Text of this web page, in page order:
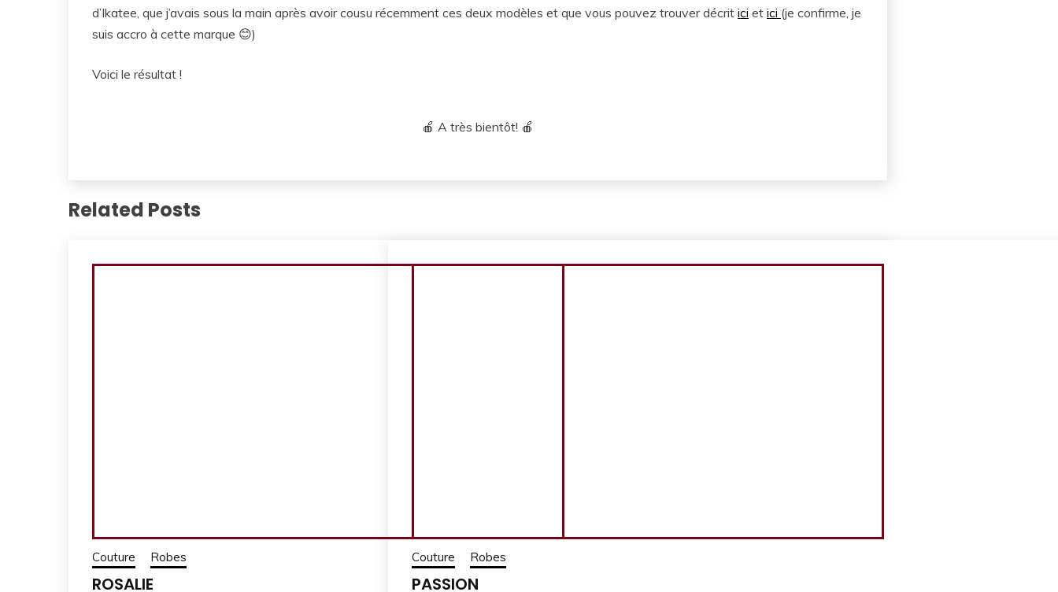
d’Ikatee, que j’avais sous la main après avoir cousu récemment ces deux modèles et que vous pouvez trouver décrit ici et ici (je confirme, je
suis accro à cette marque 😊)
Voici le résultat !
🍎 A très bientôt! 🍎
Related Posts
Couture Robes
ROSALIE
Couture Robes
PASSION